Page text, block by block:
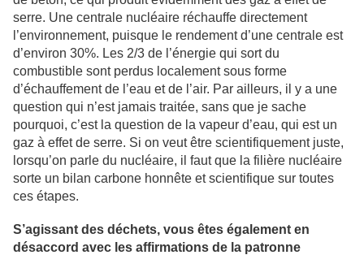
serre. Une centrale nucléaire réchauffe directement
l’environnement, puisque le rendement d’une centrale est
d’environ 30%. Les 2/3 de l’énergie qui sort du
combustible sont perdus localement sous forme
d’échauffement de l’eau et de l’air. Par ailleurs, il y a une
question qui n’est jamais traitée, sans que je sache
pourquoi, c’est la question de la vapeur d’eau, qui est un
gaz à effet de serre. Si on veut être scientifiquement juste,
lorsqu’on parle du nucléaire, il faut que la filière nucléaire
sorte un bilan carbone honnête et scientifique sur toutes
ces étapes.
S’agissant des déchets, vous êtes également en
désaccord avec les affirmations de la patronne